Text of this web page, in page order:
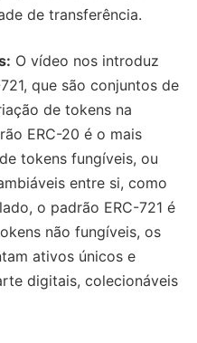
de transferência.
O vídeo nos introduz
que são conjuntos de
de tokens na
ERC-20 é o mais
tokens fungíveis, ou
entre si, como
o padrão ERC-721 é
não fungíveis, os
ativos únicos e
digitais, colecionáveis